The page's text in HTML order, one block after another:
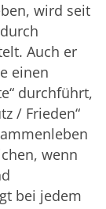
wird seit
Auch er
einen
durchführt,
/ Frieden“
wenn
bei jedem